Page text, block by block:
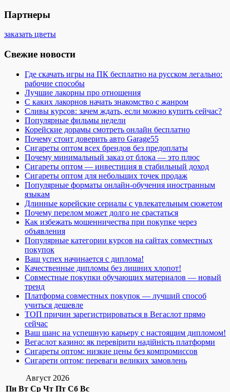
Партнеры
заказать цветы
Свежие новости
Где скачать игры на ПК бесплатно на русском легально:
рабочие способы
Лучшие лакорны про отношения
С каких лакорнов начать знакомство с жанром
Сливы курсов: зачем ждать, если можно купить сейчас?
Популярные фильмы недели
Корейские дорамы смотреть онлайн бесплатно
Почему стоит доверить авто Garage55
Сигареты оптом всех брендов без предоплаты
Почему минимальный заказ от блока — это плюс
Сигареты оптом — инвестиция в стабильный доход
Сигареты оптом для небольших точек продаж
Популярные форматы онлайн-обучения иностранным
языкам
Длинные корейские сериалы с увлекательным сюжетом
Почему перелом может долго не срастаться
Как избежать мошенничества при покупке через
объявления
Популярные категории курсов на сайтах совместных
покупок
Ваш успех начинается с диплома!
Качественные дипломы без лишних хлопот!
Совместные покупки обучающих материалов — новый
тренд
Платформа совместных покупок — лучший способ
учиться дешевле
ТОП причин зарегистрироваться в Вегаслот прямо
сейчас
Ваш шанс на успешную карьеру с настоящим дипломом!
Вегаслот казино: як перевірити надійність платформи
Сигареты оптом: низкие цены без компромиссов
Сигарети оптом: переваги великих замовлень
Август 2026
Пн Вт Ср Чт Пт Сб Вс